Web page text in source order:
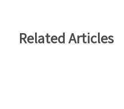
Related Articles